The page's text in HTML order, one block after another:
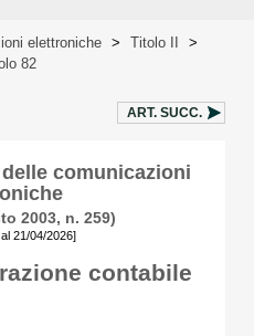
elettroniche > Titolo II
>
82
ART. SUCC.
comunicazioni
2003, n. 259)
21/04/2026]
contabile